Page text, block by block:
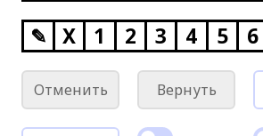
✎ X 1 2 3 4 5 6
Отменить Вернуть